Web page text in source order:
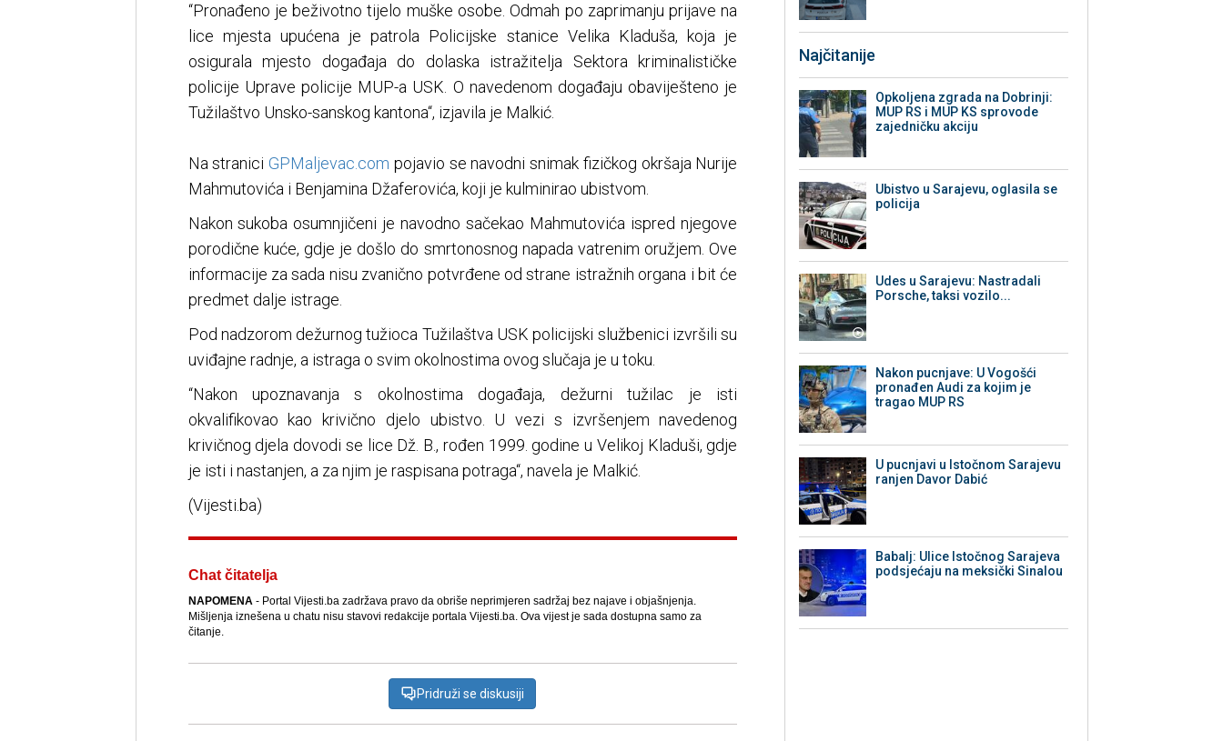
“Pronađeno je beživotno tijelo muške osobe. Odmah po zaprimanju prijave na
lice mjesta upućena je patrola Policijske stanice Velika Kladuša, koja je
osigurala mjesto događaja do dolaska istražitelja Sektora kriminalističke
policije Uprave policije MUP-a USK. O navedenom događaju obaviješteno je
Tužilaštvo Unsko-sanskog kantona“, izjavila je Malkić.
Na stranici GPMaljevac.com pojavio se navodni snimak fizičkog okršaja Nurije
Mahmutovića i Benjamina Džaferovića, koji je kulminirao ubistvom.
Nakon sukoba osumnjičeni je navodno sačekao Mahmutovića ispred njegove
porodične kuće, gdje je došlo do smrtonosnog napada vatrenim oružjem. Ove
informacije za sada nisu zvanično potvrđene od strane istražnih organa i bit će
predmet dalje istrage.
Pod nadzorom dežurnog tužioca Tužilaštva USK policijski službenici izvršili su
uviđajne radnje, a istraga o svim okolnostima ovog slučaja je u toku.
“Nakon upoznavanja s okolnostima događaja, dežurni tužilac je isti
okvalifikovao kao krivično djelo ubistvo. U vezi s izvršenjem navedenog
krivičnog djela dovodi se lice Dž. B., rođen 1999. godine u Velikoj Kladuši, gdje
je isti i nastanjen, a za njim je raspisana potraga“, navela je Malkić.
(Vijesti.ba)
Chat čitatelja
NAPOMENA- Portal Vijesti.ba zadržava pravo da obriše neprimjeren sadržaj bez najave i objašnjenja.
Mišljenja iznešena u chatu nisu stavovi redakcije portala Vijesti.ba. Ova vijest je sada dostupna samo za
čitanje.
Pridruži se diskusiji
Najčitanije
Opkoljena zgrada na Dobrinji:
MUP RS i MUP KS sprovode
zajedničku akciju
Ubistvo u Sarajevu, oglasila se
policija
Udes u Sarajevu: Nastradali
Porsche, taksi vozilo...
Nakon pucnjave: U Vogošći
pronađen Audi za kojim je
tragao MUP RS
U pucnjavi u Istočnom Sarajevu
ranjen Davor Dabić
Babalj: Ulice Istočnog Sarajeva
podsjećaju na meksički Sinalou